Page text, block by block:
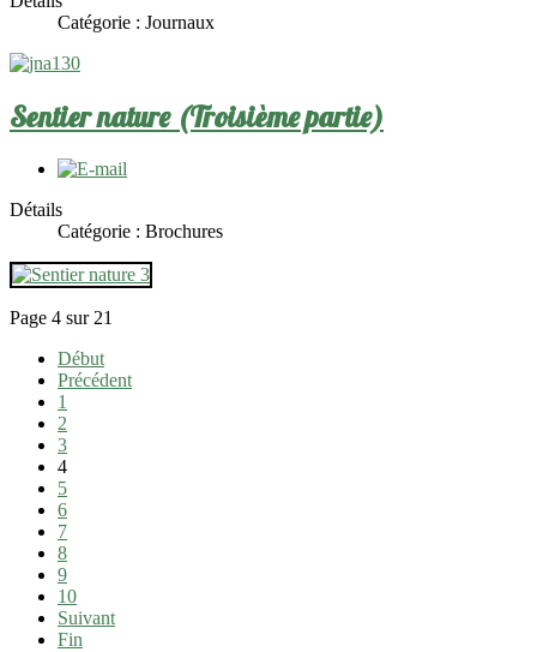
Catégorie : Journaux
Sentier nature (Troisième partie)
Détails
Catégorie : Brochures
Page 4 sur 21
Début
Précédent
1
2
3
4
5
6
7
8
9
10
Suivant
Fin